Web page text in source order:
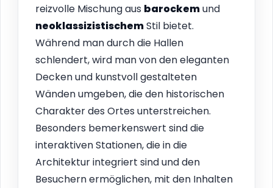
reizvolle Mischung aus barockemund
neoklassizistischemStil bietet.
Während man durch die Hallen
schlendert, wird man von den eleganten
Decken und kunstvoll gestalteten
Wänden umgeben, die den historischen
Charakter des Ortes unterstreichen.
Besonders bemerkenswert sind die
interaktiven Stationen, die in die
Architektur integriert sind und den
Besuchern ermöglichen, mit den Inhalten